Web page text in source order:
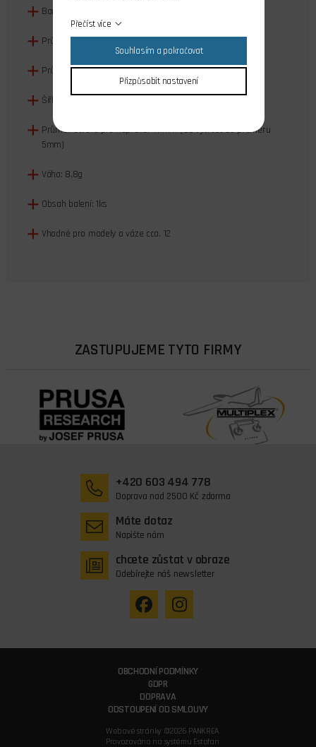
Barva ráfku: šedá
Průměr kola: 63mm
Průměr ráfku: 32mm
Šířka kola: 23mm
Průměr otvoru pro nápravu: 4,1mm (lze vyvrtat do průměru
5mm)
Váha: 8,8g
Obsah balení: 1ks
Vhodné pro modely o váze cca. 12
ZASTUPUJEME TYTO FIRMY
+420 603 494 778
Doprava nad 2500 Kč zdarma
Máte dotaz
Napište nám
chcete zůstat v obraze
Odebírejte náš newsletter
OBCHODNÍ PODMÍNKY
GDPR
DOPRAVA
ODSTOUPENÍ OD SMLOUVY
Webové stránky ©2026 PANKREA
Provozováno na systému Estofan
Přečíst více
Souhlasím a pokračovat
Přizpůsobit nastavení